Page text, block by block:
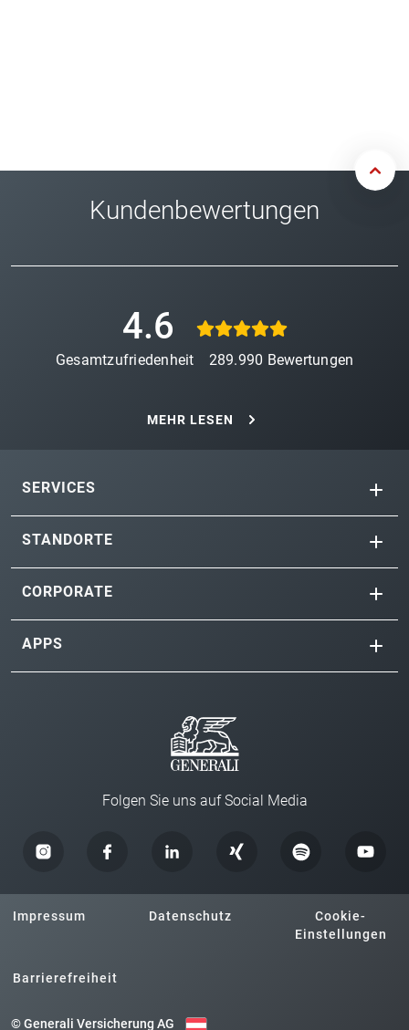
Kundenbewertungen
4.6
Gesamtzufriedenheit 289.990 Bewertungen
MEHR LESEN
SERVICES
STANDORTE
CORPORATE
APPS
Folgen Sie uns auf Social Media
Impressum Datenschutz
Cookie-
Einstellungen
Barrierefreiheit
© Generali Versicherung AG